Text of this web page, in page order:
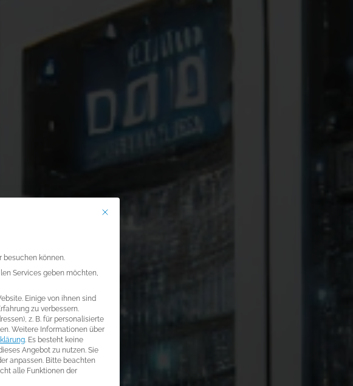
Mit diesem Button wird der Dialog geschlossen. Seine Funktionalität ist
Einstellungen
können.
Services geben möchten,
Einige von ihnen sind
zu verbessern.
z. B. für personalisierte
Weitere Informationen über
Es besteht keine
Angebot zu nutzen. Sie
anpassen. Bitte beachten
alle Funktionen der